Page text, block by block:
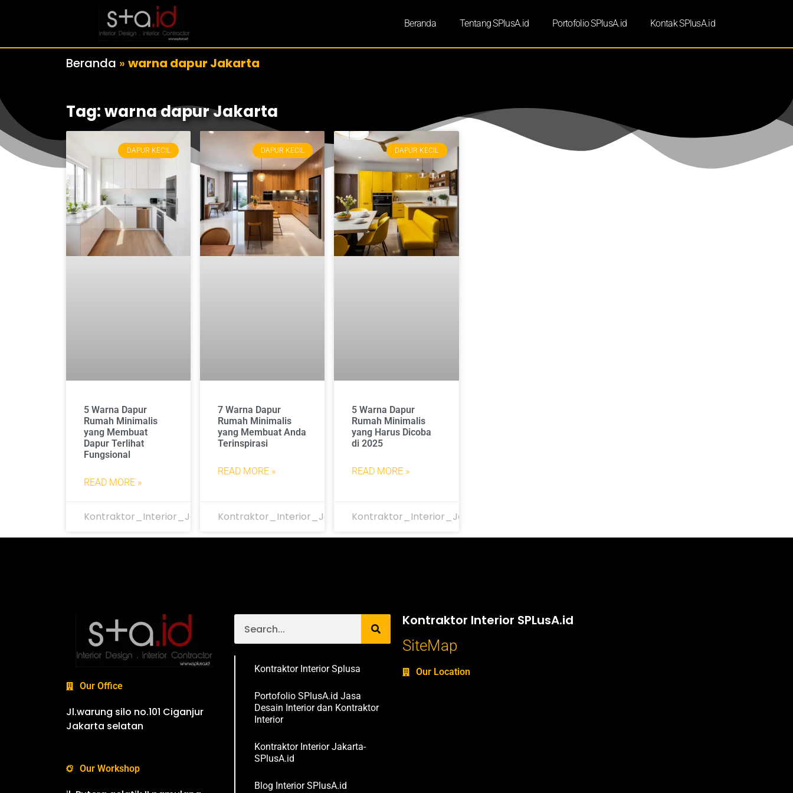
Beranda Tentang SPlusA.id Portofolio SPlusA.id Kontak SPlusA.id
Beranda » warna dapur Jakarta
Tag: warna dapur Jakarta
DAPUR KECIL
5 Warna Dapur
Rumah Minimalis
yang Membuat
Dapur Terlihat
Fungsional
READ MORE »
Kontraktor_Interior_Jakarta
DAPUR KECIL
7 Warna Dapur
Rumah Minimalis
yang Membuat Anda
Terinspirasi
READ MORE »
Kontraktor_Interior_Jakarta
DAPUR KECIL
5 Warna Dapur
Rumah Minimalis
yang Harus Dicoba
di 2025
READ MORE »
Kontraktor_Interior_Jakarta
Our Office
Jl.warung silo no.101 Ciganjur
Jakarta selatan
Our Workshop
Kontraktor Interior Splusa
Portofolio SPlusA.id Jasa
Desain Interior dan Kontraktor
Interior
Kontraktor Interior Jakarta-
SPlusA.id
Blog Interior SPlusA.id
Kontraktor Interior SPLusA.id
SiteMap
Our Location